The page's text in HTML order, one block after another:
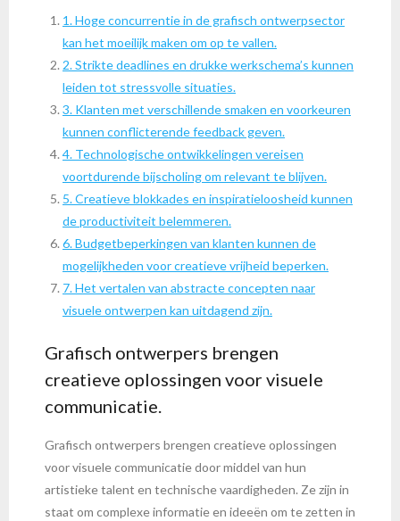
1. Hoge concurrentie in de grafisch ontwerpsector
kan het moeilijk maken om op te vallen.
2. Strikte deadlines en drukke werkschema’s kunnen
leiden tot stressvolle situaties.
3. Klanten met verschillende smaken en voorkeuren
kunnen conflicterende feedback geven.
4. Technologische ontwikkelingen vereisen
voortdurende bijscholing om relevant te blijven.
5. Creatieve blokkades en inspiratieloosheid kunnen
de productiviteit belemmeren.
6. Budgetbeperkingen van klanten kunnen de
mogelijkheden voor creatieve vrijheid beperken.
7. Het vertalen van abstracte concepten naar
visuele ontwerpen kan uitdagend zijn.
Grafisch ontwerpers brengen
creatieve oplossingen voor visuele
communicatie.
Grafisch ontwerpers brengen creatieve oplossingen
voor visuele communicatie door middel van hun
artistieke talent en technische vaardigheden. Ze zijn in
staat om complexe informatie en ideeën om te zetten in